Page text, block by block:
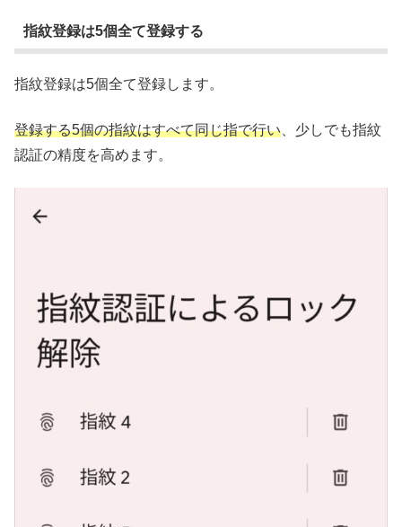
指紋登録は5個全て登録する
指紋登録は5個全て登録します。
登録する5個の指紋はすべて同じ指で行い 、少しでも指紋
認証の精度を高めます。